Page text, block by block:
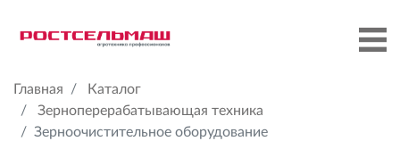
Главная
Каталог
Зерноперерабатывающая техника
Зерноочистительное оборудование